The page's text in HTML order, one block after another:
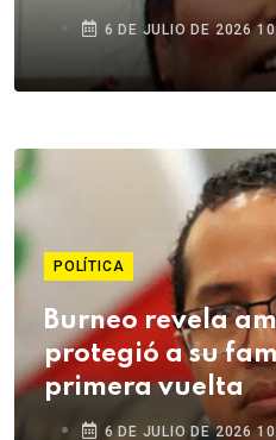
6 DE JULIO DE 2026
POLÍTICA
Burneo revela
protegió a su
primera vuelta
6 DE JULIO DE 2026